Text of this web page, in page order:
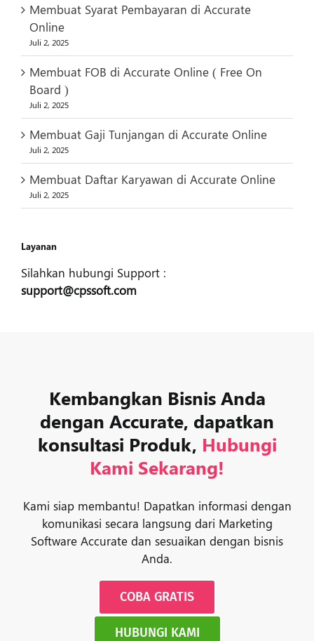
Membuat Syarat Pembayaran di Accurate
Online
Juli 2, 2025
Membuat FOB di Accurate Online ( Free On
Board )
Juli 2, 2025
Membuat Gaji Tunjangan di Accurate Online
Juli 2, 2025
Membuat Daftar Karyawan di Accurate Online
Juli 2, 2025
Layanan
Silahkan hubungi Support :
support@cpssoft.com
Kembangkan Bisnis Anda
dengan Accurate, dapatkan
konsultasi Produk, Hubungi
Kami Sekarang!
Kami siap membantu! Dapatkan informasi dengan
komunikasi secara langsung dari Marketing
Software Accurate dan sesuaikan dengan bisnis
Anda.
COBA GRATIS
HUBUNGI KAMI